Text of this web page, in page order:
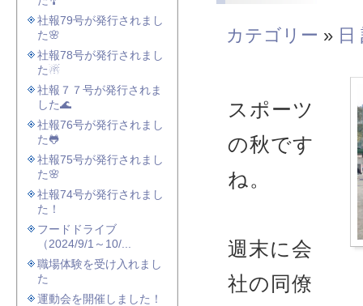
カテゴリー » 日
スポーツ
の秋です
ね。
週末に会
社の同僚
社報79号が発行されまし
た🌸
社報78号が発行されまし
た☃
社報７７号が発行されま
した🌊
社報76号が発行されまし
た🐸
社報75号が発行されまし
た🌸
社報74号が発行されまし
た！
フードドライブ
（2024/9/1～10/...
職場体験を受け入れまし
た
運動会を開催しました！